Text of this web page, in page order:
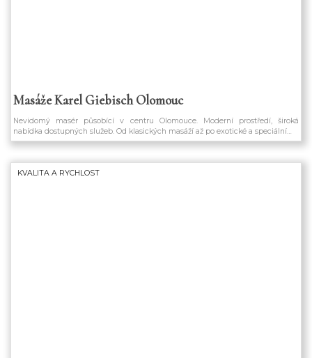
Masáže Karel Giebisch Olomouc
Nevidomý masér působící v centru Olomouce. Moderní prostředí, široká
nabídka dostupných služeb. Od klasických masáží až po exotické a speciální…
KVALITA A RYCHLOST